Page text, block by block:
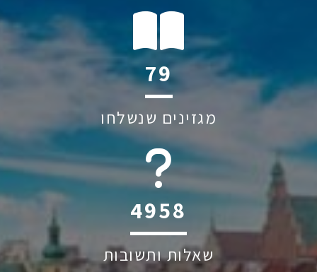
122
מגזינים שנשלחו
6045
שאלות ותשובות